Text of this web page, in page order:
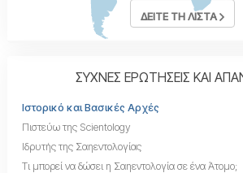
ΔΕΙΤΕ ΤΗ ΛΙΣΤΑ
ΣΥΧΝΕΣ ΕΡΩΤΗΣΕΙΣ ΚΑΙ
Ιστορικό και Βασικές Αρχές
Πιστεύω της Scientology
Ιδρυτής της Σαηεντολογίας
Τι μπορεί να δώσει η Σαηεντολογία σε ένα Άτομο;